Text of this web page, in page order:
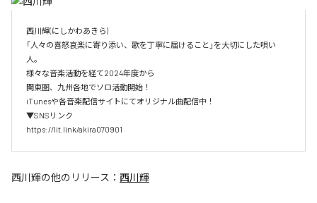
西川輝(にしかわあきら)
「人々の喜怒哀楽に寄り添い、歌を丁寧に届けること」を大切にした唄い
人。
様々な音楽活動を経て2024年度から
関東圏、九州各地でソロ活動開始！
iTunesや各音楽配信サイトにてオリジナル曲配信中！
▼SNSリンク
https://lit.link/akira070901
西川輝の他のリリース： 西川輝